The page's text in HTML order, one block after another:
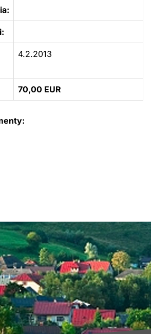
4.2.2013
70,00 EUR